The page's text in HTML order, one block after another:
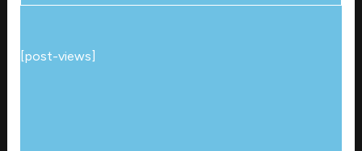
[post-views]